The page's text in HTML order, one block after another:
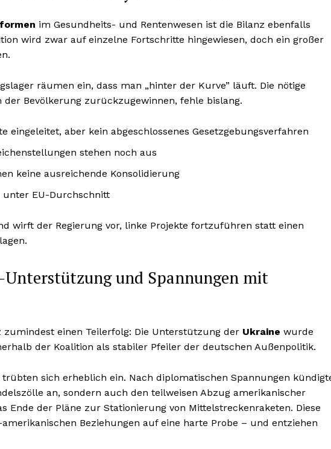
im Gesundheits- und Rentenwesen ist die Bilanz ebenfalls
wird zwar auf einzelne Fortschritte hingewiesen, doch ein großer
räumen ein, dass man „hinter der Kurve” läuft. Die nötige
der Bevölkerung zurückzugewinnen, fehle bislang.
eingeleitet, aber kein abgeschlossenes Gesetzgebungsverfahren
stehen noch aus
keine ausreichende Konsolidierung
EU-Durchschnitt
wirft der Regierung vor, linke Projekte fortzuführen statt einen
und Spannungen mit
zumindest einen Teilerfolg: Die Unterstützung der Ukraine wurde
der Koalition als stabiler Pfeiler der deutschen Außenpolitik.
trübten sich erheblich ein. Nach diplomatischen Spannungen
an, sondern auch den teilweisen Abzug amerikanischer
Ende der Pläne zur Stationierung von Mittelstreckenraketen. Diese
Beziehungen auf eine harte Probe – und entziehen